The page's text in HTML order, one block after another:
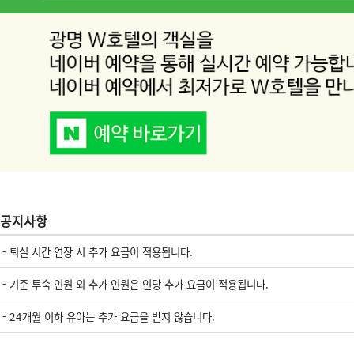
공지사항
- 퇴실 시간 연장 시 추가 요금이 적용됩니다.
- 기준 투숙 인원 외 추가 인원은 인당 추가 요금이 적용됩니다.
- 24개월 이하 유아는 추가 요금을 받지 않습니다.